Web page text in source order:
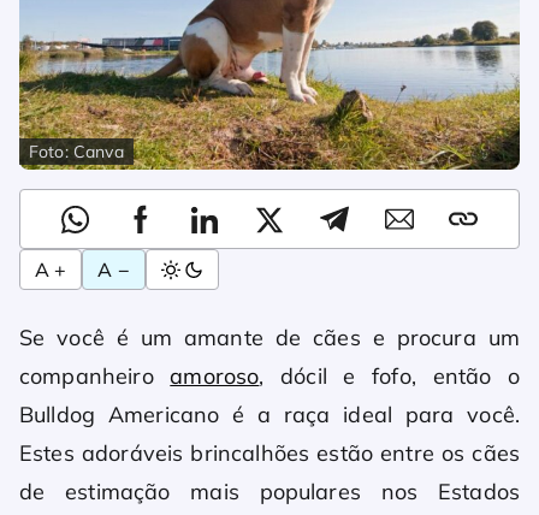
Foto: Canva
A + A −
Se você é um amante de cães e procura um
companheiroamoroso, dócil e fofo, então o
Bulldog Americano é a raça ideal para você.
Estes adoráveis brincalhões ​​estão entre os cães
de estimação mais populares nos Estados